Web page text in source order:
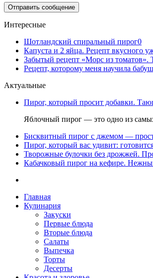
Интересные
Шотландский спиральный пирог0
Капуста и 2 яйца. Рецепт вкусного
Забытый рецепт «Морс из томатов».
Рецепт, которому меня научила
Актуальные
Пирог, который просит добавки.
Яблочный пирог — это одно из
Бисквитный пирог с джемом —
Пирог, который вас удивит:
Творожные булочки без дрожжей.
Кабачковый пирог на кефире.
Главная
Кулинария
Закуски
Первые блюда
Вторые блюда
Салаты
Выпечка
Торты
Десерты